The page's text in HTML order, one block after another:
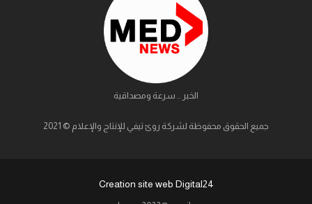
الخبر .. سرعة ومصداقية
جميع الحقوق محفوظة لشركة روئ تيفي للإنتاج والإعلام © 2021
Creation site web Digital24